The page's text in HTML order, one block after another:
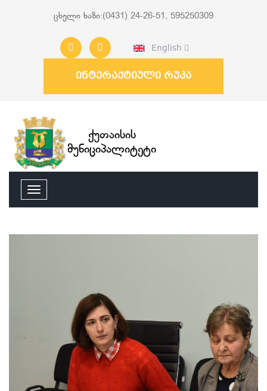
ცხელი ხაზი:(0431) 24-26-51, 595250309
English
ინტერაქტიული რუკა
ქუთაისის
მუნიციპალიტეტი